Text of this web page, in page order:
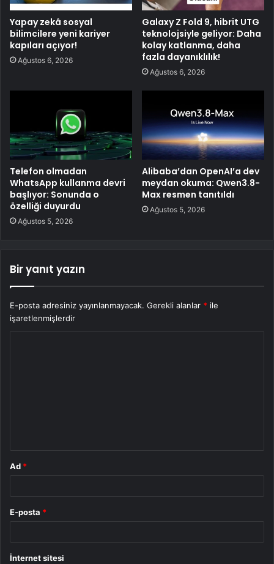
Yapay zekâ sosyal
bilimcilere yeni kariyer
kapıları açıyor!
Ağustos 6, 2026
Galaxy Z Fold 9, hibrit UTG
teknolojsiyle geliyor: Daha
kolay katlanma, daha
fazla dayanıklılık!
Ağustos 6, 2026
Telefon olmadan
WhatsApp kullanma devri
başlıyor: Sonunda o
özelliği duyurdu
Ağustos 5, 2026
Alibaba’dan OpenAI’a dev
meydan okuma: Qwen3.8-
Max resmen tanıtıldı
Ağustos 5, 2026
Bir yanıt yazın
E-posta adresiniz yayınlanmayacak. Gerekli alanlar * ile
işaretlenmişlerdir
Ad *
E-posta *
İnternet sitesi